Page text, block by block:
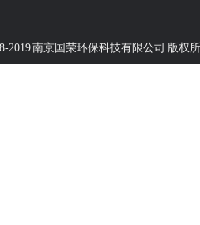
2019 南京国荣环保科技有限公司 版权